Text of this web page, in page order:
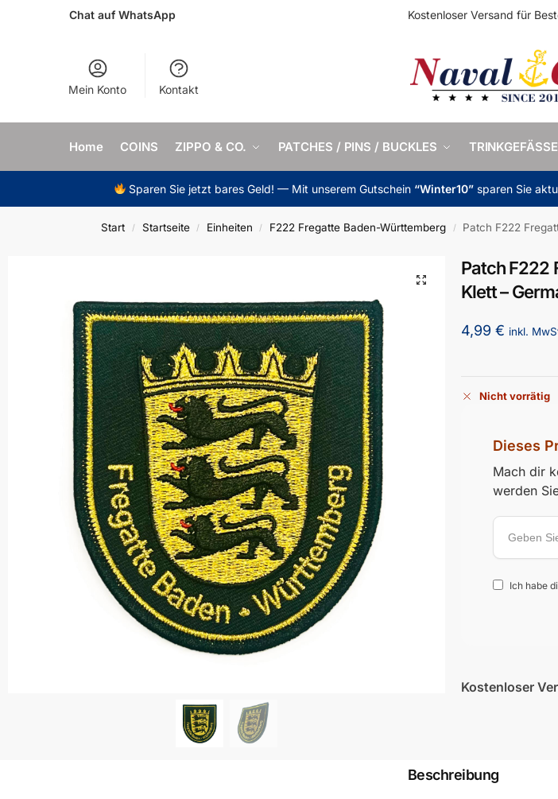
Chat auf WhatsApp Kostenloser Versand für
Mein Konto Kontakt
Home COINS ZIPPO & CO. PATCHES / PINS / BUCKLES TRINKGEFÄSSE
Sparen Sie jetzt bares Geld! — Mit unserem Gutschein “Winter10” sparen Sie
Start / Startseite / Einheiten / F222 Fregatte Baden-Württemberg / Patch F222
Patch F222
Klett –
4,99 € inkl.
Nicht vorrätig
Dieses
Mach dir
werden
Ich habe
Kostenloser
Beschreibung